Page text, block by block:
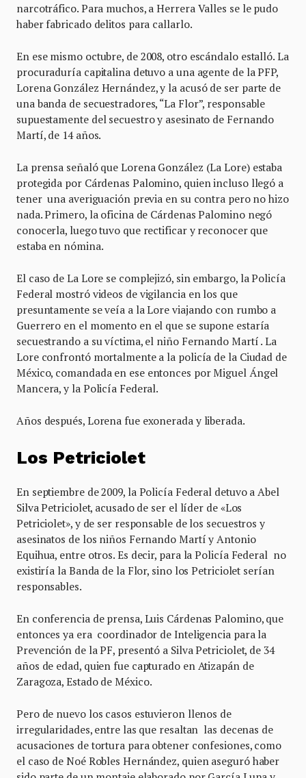
narcotráfico. Para muchos, a Herrera Valles se le pudo
haber fabricado delitos para callarlo.
En ese mismo octubre, de 2008, otro escándalo estalló. La
procuraduría capitalina detuvo a una agente de la PFP,
Lorena González Hernández, y la acusó de ser parte de
una banda de secuestradores, “La Flor”, responsable
supuestamente del secuestro y asesinato de Fernando
Martí, de 14 años.
La prensa señaló que Lorena González (La Lore) estaba
protegida por Cárdenas Palomino, quien incluso llegó a
tener una averiguación previa en su contra pero no hizo
nada. Primero, la oficina de Cárdenas Palomino negó
conocerla, luego tuvo que rectificar y reconocer que
estaba en nómina.
El caso de La Lore se complejizó, sin embargo, la Policía
Federal mostró videos de vigilancia en los que
presuntamente se veía a la Lore viajando con rumbo a
Guerrero en el momento en el que se supone estaría
secuestrando a su víctima, el niño Fernando Martí . La
Lore confrontó mortalmente a la policía de la Ciudad de
México, comandada en ese entonces por Miguel Ángel
Mancera, y la Policía Federal.
Años después, Lorena fue exonerada y liberada.
Los Petriciolet
En septiembre de 2009, la Policía Federal detuvo a Abel
Silva Petriciolet, acusado de ser el líder de «Los
Petriciolet», y de ser responsable de los secuestros y
asesinatos de los niños Fernando Martí y Antonio
Equihua, entre otros. Es decir, para la Policía Federal no
existiría la Banda de la Flor, sino los Petriciolet serían
responsables.
En conferencia de prensa, Luis Cárdenas Palomino, que
entonces ya era coordinador de Inteligencia para la
Prevención de la PF, presentó a Silva Petriciolet, de 34
años de edad, quien fue capturado en Atizapán de
Zaragoza, Estado de México.
Pero de nuevo los casos estuvieron llenos de
irregularidades, entre las que resaltan las decenas de
acusaciones de tortura para obtener confesiones, como
el caso de Noé Robles Hernández, quien aseguró haber